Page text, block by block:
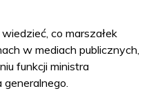
co marszałek
w mediach publicznych,
funkcji ministra